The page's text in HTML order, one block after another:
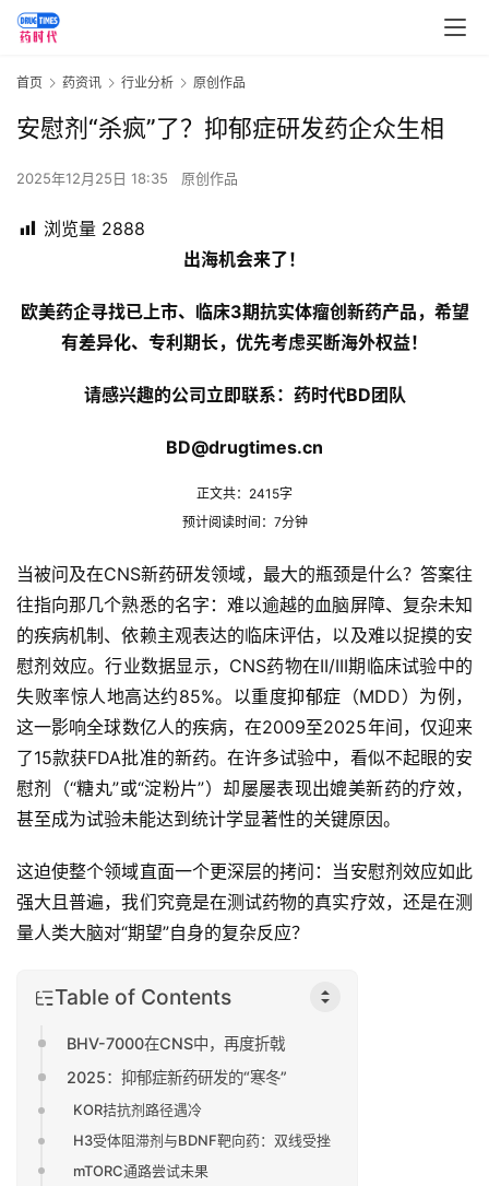
首页 药资讯 行业分析 原创作品
安慰剂“杀疯”了？抑郁症研发药企众生相
2025年12月25日 18:35 原创作品
浏览量 2888
出海机会来了！
欧美药企寻找已上市、临床3期抗实体瘤创新药产品，希望
有差异化、专利期长，优先考虑买断海外权益！
请感兴趣的公司立即联系：药时代BD团队
BD@drugtimes.cn
正文共：2415字
预计阅读时间：7分钟
当被问及在CNS新药研发领域，最大的瓶颈是什么？答案往
往指向那几个熟悉的名字：难以逾越的血脑屏障、复杂未知
的疾病机制、依赖主观表达的临床评估，以及难以捉摸的安
慰剂效应。行业数据显示，CNS药物在II/III期临床试验中的
失败率惊人地高达约85%。以重度抑郁症 （MDD）为例，
这一影响全球数亿人的疾病，在2009至2025年间，仅迎来
了15款获FDA批准的新药。在许多试验中，看似不起眼的安
慰剂（“糖丸”或“淀粉片”）却屡屡表现出媲美新药的疗效，
甚至成为试验未能达到统计学显著性的关键原因。
这迫使整个领域直面一个更深层的拷问：当安慰剂效应如此
强大且普遍，我们究竟是在测试药物的真实疗效，还是在测
量人类大脑对“期望”自身的复杂反应？
Table of Contents
BHV-7000在CNS中，再度折戟
2025：抑郁症新药研发的“寒冬”
KOR拮抗剂路径遇冷
H3受体阻滞剂与BDNF靶向药：双线受挫
mTORC通路尝试未果